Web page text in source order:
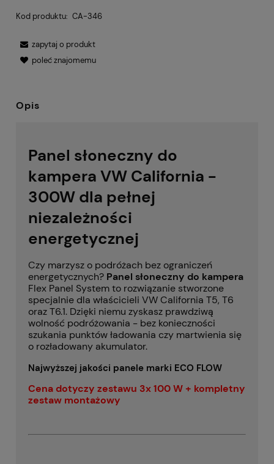
Kod produktu: CA-346
zapytaj o produkt
poleć znajomemu
Opis
Panel słoneczny do
kampera VW California -
300W dla pełnej
niezależności
energetycznej
Czy marzysz o podróżach bez ograniczeń
energetycznych? Panel słoneczny do kampera
Flex Panel System to rozwiązanie stworzone
specjalnie dla właścicieli VW California T5, T6
oraz T6.1. Dzięki niemu zyskasz prawdziwą
wolność podróżowania - bez konieczności
szukania punktów ładowania czy martwienia się
o rozładowany akumulator.
Najwyższej jakości panele marki ECO FLOW
Cena dotyczy zestawu 3x 100 W + kompletny
zestaw montażowy